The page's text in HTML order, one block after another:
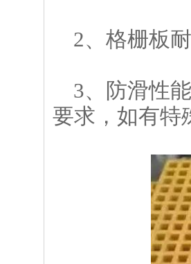
2、格栅板
3、防滑性
要求，如有特